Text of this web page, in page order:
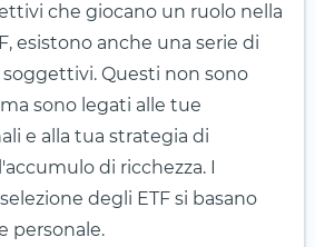
che giocano un ruolo nella
esistono anche una serie di
Questi non sono
sono legati alle tue
e alla tua strategia di
di ricchezza. I
degli ETF si basano
personale.